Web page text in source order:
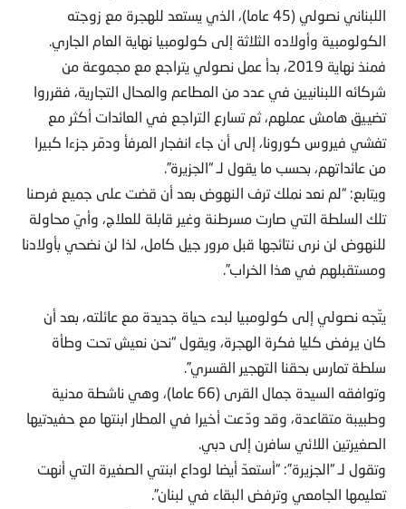
اللبناني نصولي (45 عاما)، الذي يستعد للهجرة مع زوجته
الكولومبية وأولاده الثلاثة إلى كولومبيا نهاية العام الجاري.
فمنذ نهاية 2019، بدأ عمل نصولي يتراجع مع مجموعة من
شركائه اللبنانيين في عدد من المطاعم والمحال التجارية، فقرروا
تضييق هامش عملهم، ثم تسارع التراجع في العائدات أكثر مع
تفشي فيروس كورونا، إلى أن جاء انفجار المرفأ ودمّر جزءا كبيرا
من عائداتهم، بحسب ما يقول لـ “الجزيرة”.
ويتابع: “لم نعد نملك ترف النهوض بعد أن قضت على جميع فرصنا
تلك السلطة التي صارت مسرطنة وغير قابلة للعلاج، وأيّ محاولة
للنهوض لن نرى نتائجها قبل مرور جيل كامل، لذا لن نضحي بأولادنا
ومستقبلهم في هذا الخراب”.
يتّجه نصولي إلى كولومبيا لبدء حياة جديدة مع عائلته، بعد أن
كان يرفض كليا فكرة الهجرة، ويقول “نحن نعيش تحت وطأة
سلطة تمارس بحقنا التهجير القسري”.
وتوافقه السيدة جمال القرى (66 عاما)، وهي ناشطة مدنية
وطبيبة متقاعدة، وقد ودّعت أخيرا في المطار ابنتها مع حفيدتيها
الصغيرتين اللائي سافرن إلى دبي.
وتقول لـ “الجزيرة”: “أستعدّ أيضا لوداع ابنتي الصغيرة التي أنهت
تعليمها الجامعي وترفض البقاء في لبنان”.